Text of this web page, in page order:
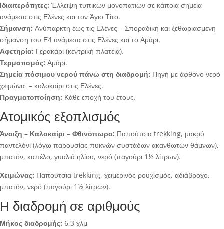
Ιδιαιτερότητες: Έλλειψη τυπικών μονοπατιών σε κάποια σημεία
ανάμεσα στις Ελένες και τον Άγιο Τίτο.
Σήμανση: Ανύπαρκτη έως τις Ελένες – Σποραδική και ξεθωριασμένη
σήμανση του Ε4 ανάμεσα στις Ελένες και το Αμάρι.
Αφετηρία: Γερακάρι (κεντρική πλατεία).
Τερματισμός: Αμάρι.
Σημεία πόσιμου νερού πάνω στη διαδρομή: Πηγή με άφθονο νερό
χειμώνα – καλοκαίρι στις Ελένες.
Πραγματοποίηση: Κάθε εποχή του έτους.
Ατομικός εξοπλισμός
Άνοιξη – Καλοκαίρι – Φθινόπωρο: Παπούτσια trekking, μακρύ
παντελόνι (λόγω παρουσίας πυκνών συστάδων ακανθωτών θάμνων),
μπατόν, καπέλο, γυαλιά ηλίου, νερό (παγούρι 1½ λίτρων).
Χειμώνας: Παπούτσια trekking, χειμερινός ρουχισμός, αδιάβροχο,
μπατόν, νερό (παγούρι 1½ λίτρων).
Η διαδρομή σε αριθμούς
Μήκος διαδρομής: 6,3 χλμ